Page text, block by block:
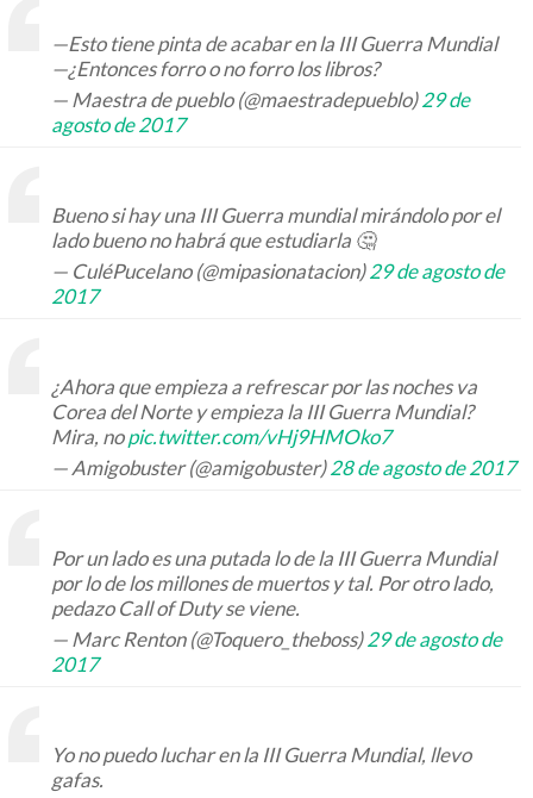
—Esto tiene pinta de acabar en la III Guerra Mundial
—¿Entonces forro o no forro los libros?
— Maestra de pueblo (@maestradepueblo)29 de
agosto de 2017
Bueno si hay una III Guerra mundial mirándolo por el
lado bueno no habrá que estudiarla 🤔
— CuléPucelano (@mipasionatacion)29 de agosto de
2017
¿Ahora que empieza a refrescar por las noches va
Corea del Norte y empieza la III Guerra Mundial?
Mira, nopic.twitter.com/vHj9HMOko7
— Amigobuster (@amigobuster)28 de agosto de 2017
Por un lado es una putada lo de la III Guerra Mundial
por lo de los millones de muertos y tal. Por otro lado,
pedazo Call of Duty se viene.
— Marc Renton (@Toquero_theboss)29 de agosto de
2017
Yo no puedo luchar en la III Guerra Mundial, llevo
gafas.